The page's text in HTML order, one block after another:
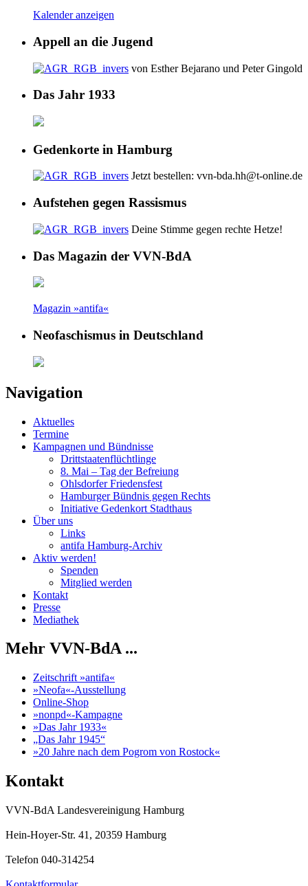
Kalender anzeigen
Appell an die Jugend
von Esther Bejarano und Peter Gingold
Das Jahr 1933
Gedenkorte in Hamburg
Jetzt bestellen: vvn-bda.hh@t-online.de
Aufstehen gegen Rassismus
Deine Stimme gegen rechte Hetze!
Das Magazin der VVN-BdA
Magazin »antifa«
Neofaschismus in Deutschland
Navigation
Aktuelles
Termine
Kampagnen und Bündnisse
Drittstaatenflüchtlinge
8. Mai – Tag der Befreiung
Ohlsdorfer Friedensfest
Hamburger Bündnis gegen Rechts
Initiative Gedenkort Stadthaus
Über uns
Links
antifa Hamburg-Archiv
Aktiv werden!
Spenden
Mitglied werden
Kontakt
Presse
Mediathek
Mehr VVN-BdA ...
Zeitschrift »antifa«
»Neofa«-Ausstellung
Online-Shop
»nonpd«-Kampagne
»Das Jahr 1933«
„Das Jahr 1945“
»20 Jahre nach dem Pogrom von Rostock«
Kontakt
VVN-BdA Landesvereinigung Hamburg
Hein-Hoyer-Str. 41, 20359 Hamburg
Telefon 040-314254